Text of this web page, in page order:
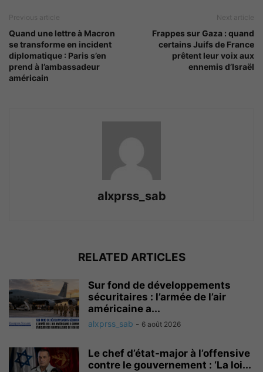
Previous article
Quand une lettre à Macron
se transforme en incident
diplomatique : Paris s’en
prend à l’ambassadeur
américain
Next article
Frappes sur Gaza : quand
certains Juifs de France
prêtent leur voix aux
ennemis d’Israël
alxprss_sab
RELATED ARTICLES
Sur fond de développements
sécuritaires : l’armée de l’air
américaine a...
alxprss_sab - 6 août 2026
Le chef d’état-major à l’offensive
contre le gouvernement : ‘La loi...